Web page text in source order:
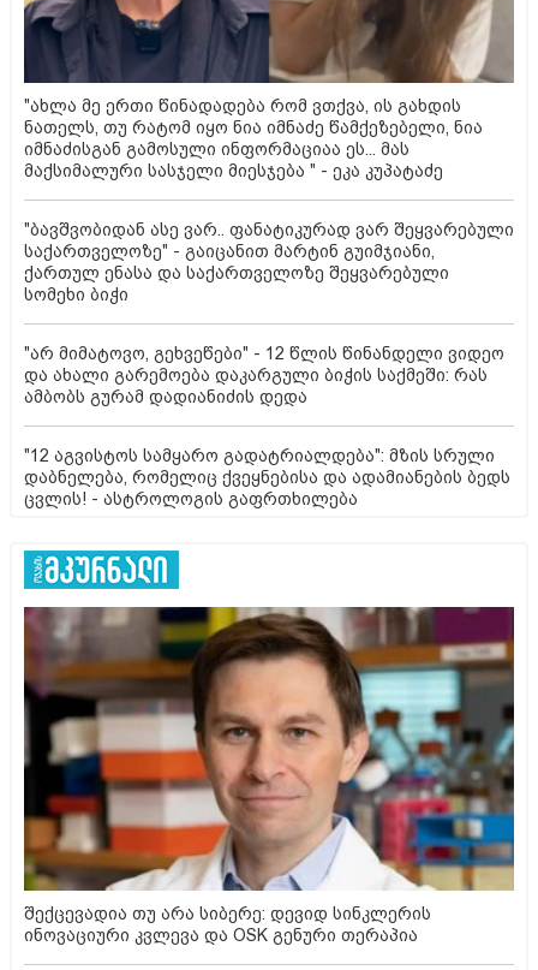
"ახლა მე ერთი წინადადება რომ ვთქვა, ის გახდის
ნათელს, თუ რატომ იყო ნია იმნაძე წამქეზებელი, ნია
იმნაძისგან გამოსული ინფორმაციაა ეს... მას
მაქსიმალური სასჯელი მიესჯება " - ეკა კუპატაძე
"ბავშვობიდან ასე ვარ.. ფანატიკურად ვარ შეყვარებული
საქართველოზე" - გაიცანით მარტინ გუიმჯიანი,
ქართულ ენასა და საქართველოზე შეყვარებული
სომეხი ბიჭი
"არ მიმატოვო, გეხვეწები" - 12 წლის წინანდელი ვიდეო
და ახალი გარემოება დაკარგული ბიჭის საქმეში: რას
ამბობს გურამ დადიანიძის დედა
"12 აგვისტოს სამყარო გადატრიალდება": მზის სრული
დაბნელება, რომელიც ქვეყნებისა და ადამიანების ბედს
ცვლის! - ასტროლოგის გაფრთხილება
შექცევადია თუ არა სიბერე: დევიდ სინკლერის
ინოვაციური კვლევა და OSK გენური თერაპია